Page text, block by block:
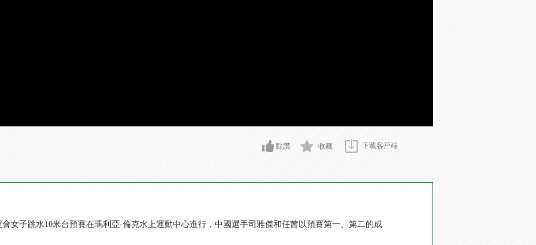
點讚 收藏 下載客戶端
會女子跳水10米台預賽在瑪利亞-倫克水上運動中心進行，中國選手司雅傑和任茜以預賽第一、第二的成